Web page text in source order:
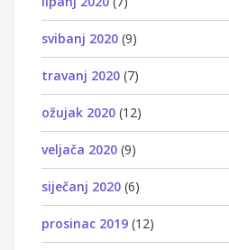
svibanj 2020 (9)
travanj 2020 (7)
ožujak 2020 (12)
veljača 2020 (9)
siječanj 2020 (6)
prosinac 2019 (12)